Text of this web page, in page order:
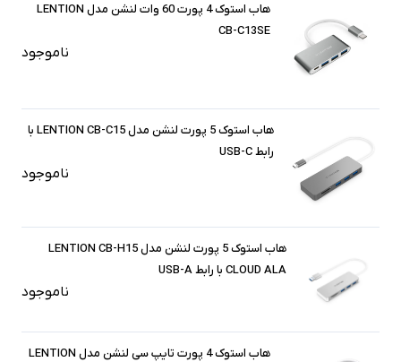
هاب استوک 4 پورت 60 وات لنشن مدل LENTION
CB-C13SE
ناموجود
هاب استوک 5 پورت لنشن مدل LENTION CB-C15 با
رابط USB-C
ناموجود
هاب استوک 5 پورت لنشن مدل LENTION CB-H15
CLOUD ALA با رابط USB-A
ناموجود
هاب استوک 4 پورت تایپ سی لنشن مدل LENTION